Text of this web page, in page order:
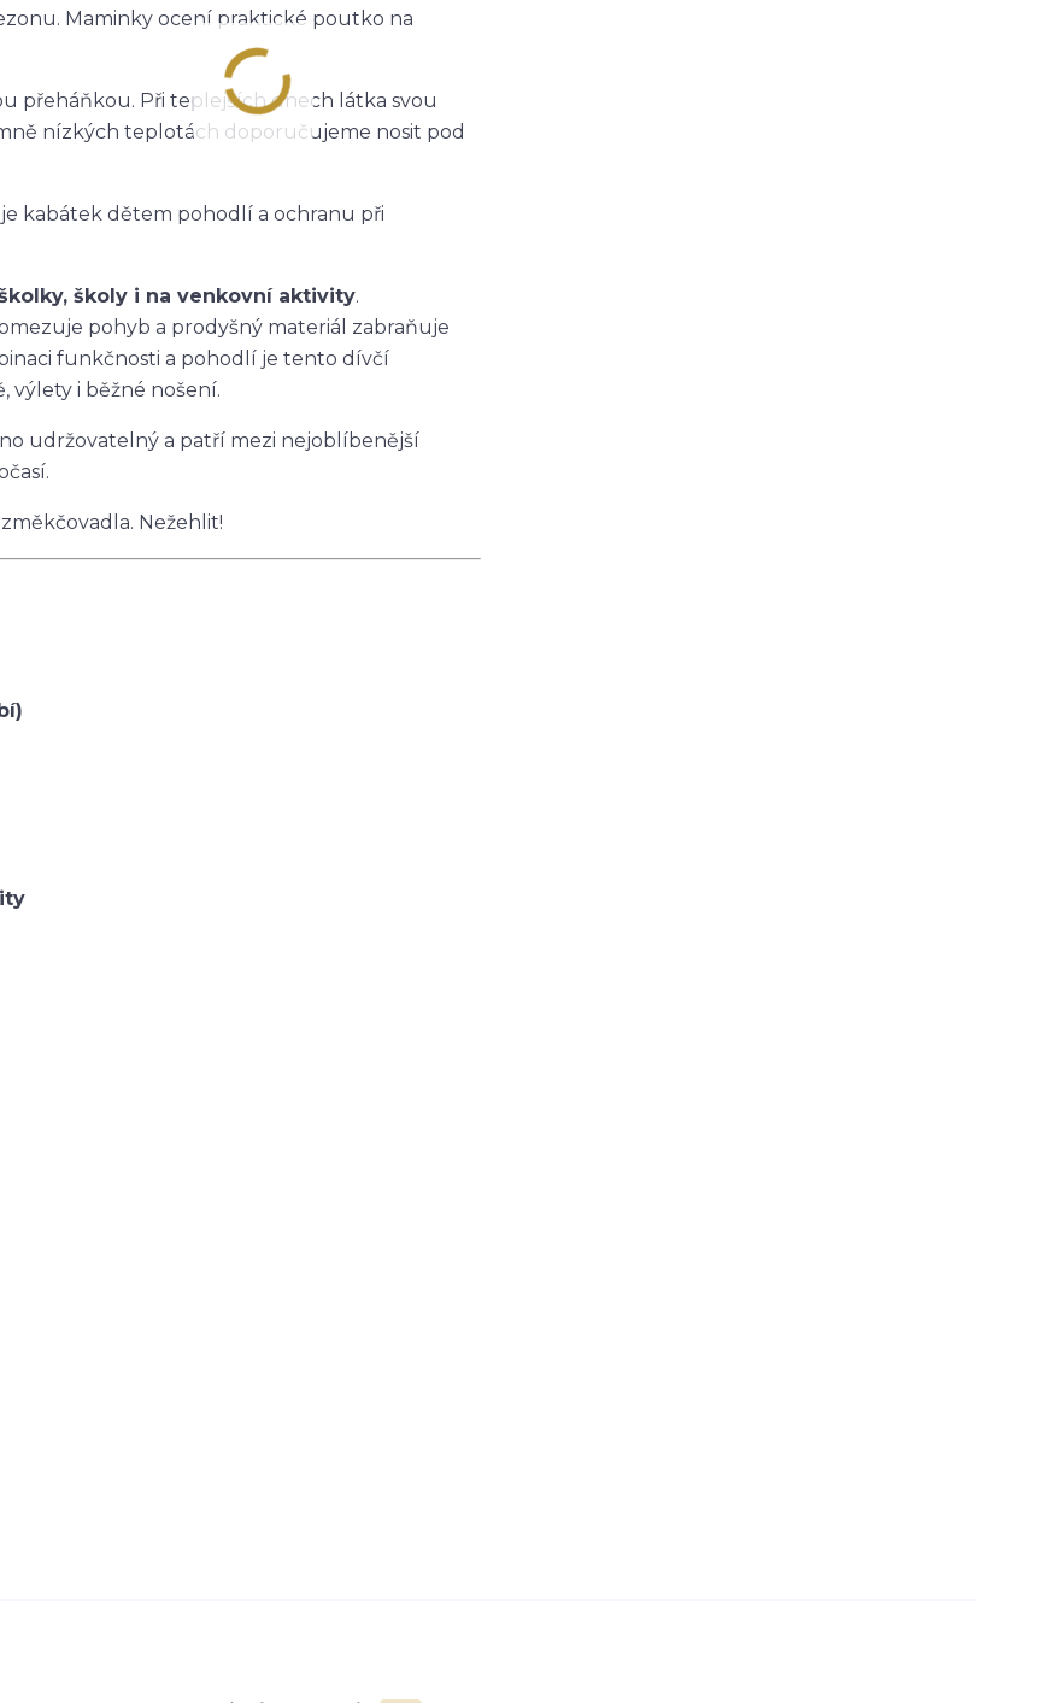
Maminky ocení praktické poutko na
přeháňkou. Při teplejších dnech látka svou
nízkých teplotách doporučujeme nosit pod
kabátek dětem pohodlí a ochranu při
školy i na venkovní aktivity.
pohyb a prodyšný materiál zabraňuje
funkčnosti a pohodlí je tento dívčí
výlety i běžné nošení.
udržovatelný a patří mezi nejoblíbenější
Nežehlit!